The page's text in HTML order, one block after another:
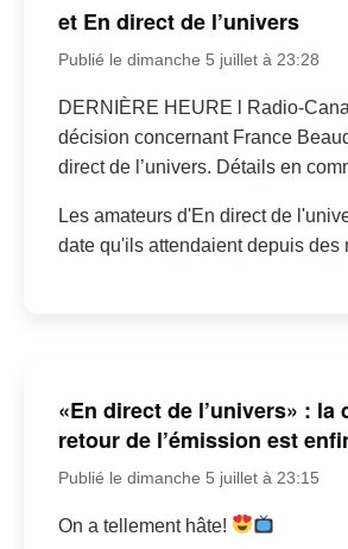
et En direct de l’univers
Publié le dimanche 5 juillet à 23:28
DERNIÈRE HEURE l Radio-
décision concernant France
direct de l’univers. Détails en
Les amateurs d'En direct de
date qu'ils attendaient depuis des
«En direct de l’univers» : la
retour de l’émission est
Publié le dimanche 5 juillet à 23:15
On a tellement hâte!